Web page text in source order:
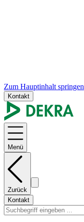
Zum Hauptinhalt springen
Kontakt
Menü
Zurück
Kontakt